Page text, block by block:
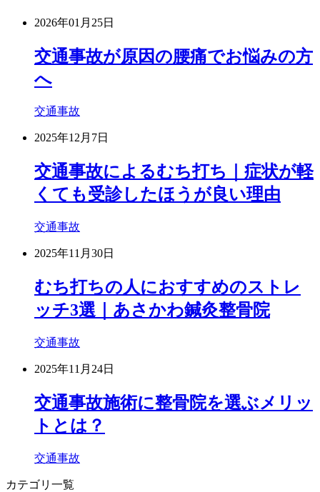
2026年01月25日
交通事故が原因の腰痛でお悩みの方
へ
交通事故
2025年12月7日
交通事故によるむち打ち｜症状が軽
くても受診したほうが良い理由
交通事故
2025年11月30日
むち打ちの人におすすめのストレ
ッチ3選｜あさかわ鍼灸整骨院
交通事故
2025年11月24日
交通事故施術に整骨院を選ぶメリッ
トとは？
交通事故
カテゴリ一覧